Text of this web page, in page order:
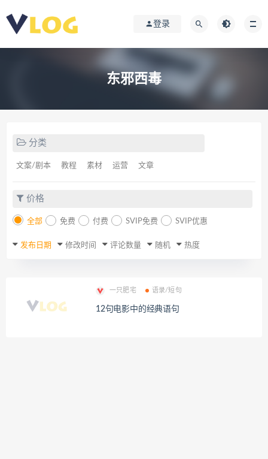
登录
东邪西毒
分类
文案/剧本 教程 素材 运营 文章
价格
全部 免费 付费 SVIP免费 SVIP优惠
发布日期 修改时间 评论数量 随机 热度
一只肥宅 语录/短句
12句电影中的经典语句